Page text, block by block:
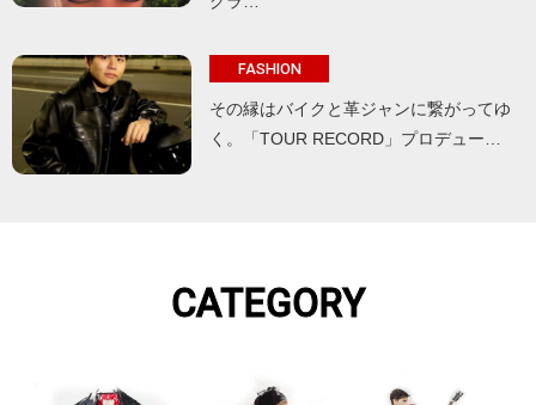
FASHION
その縁はバイクと革ジャンに繋がってゆ
く。「TOUR RECORD」プロデュー…
CATEGORY